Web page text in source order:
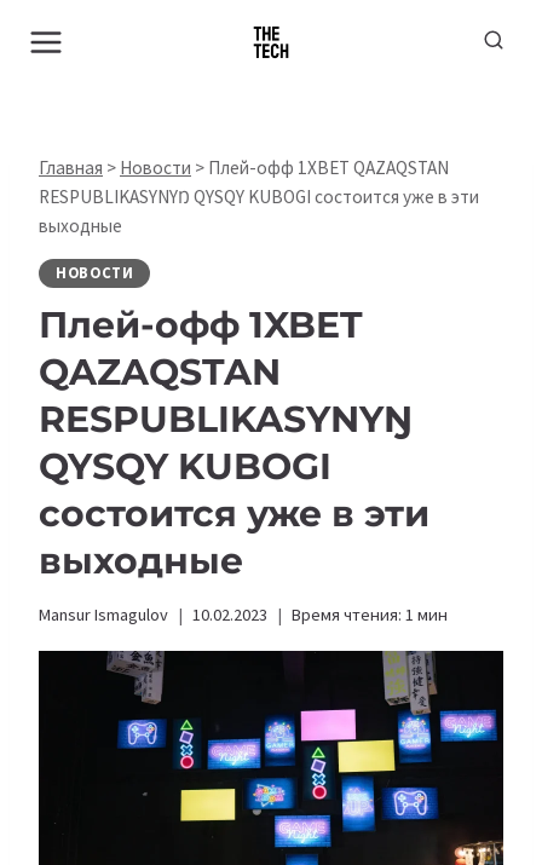
Главная > Новости > Плей-офф 1XBET QAZAQSTAN
RESPUBLIKASYNYŊ QYSQY KUBOGI состоится уже в эти
выходные
НОВОСТИ
Плей-офф 1XBET
QAZAQSTAN
RESPUBLIKASYNYŊ
QYSQY KUBOGI
состоится уже в эти
выходные
Mansur Ismagulov 10.02.2023 Время чтения: 1 мин